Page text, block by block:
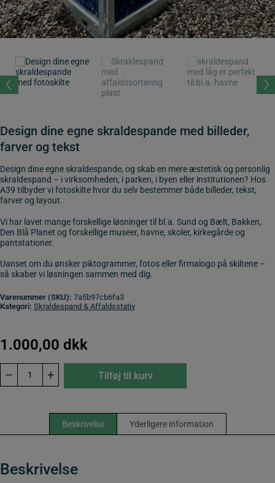
Design dine egne skraldespande med billeder,
farver og tekst
Design dine egne skraldespande, og skab en mere æstetisk og personlig
skraldespand – i virksomheden, i parken, i byen eller institutionen? Hos
A39 tilbyder vi fotoskilte hvor du selv bestemmer både billeder, tekst,
farver og layout.
Vi har lavet mange forskellige løsninger til bl.a. Sund og Bælt, Bakken,
Den Blå Planet og forskellige museer, havne, skoler, kirkegårde og
pantstationer.
Uanset om du ønsker piktogrammer, fotos eller firmalogo på skiltene –
så skaber vi løsningen sammen med dig.
Varenummer (SKU): 7a5b97cb6fa3
Kategori: Skraldespand & Affaldsstativ
1.000,00 dkk
–
til
vores
+ Tilføj til kurv
Beskrivelse Yderligere information
Beskrivelse